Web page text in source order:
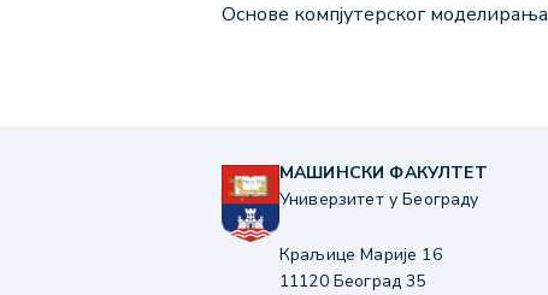
Основе компјутерског моделирања
МАШИНСКИ ФАКУЛТЕТ
Универзитет у Београду
Краљице Марије 16
11120 Београд 35